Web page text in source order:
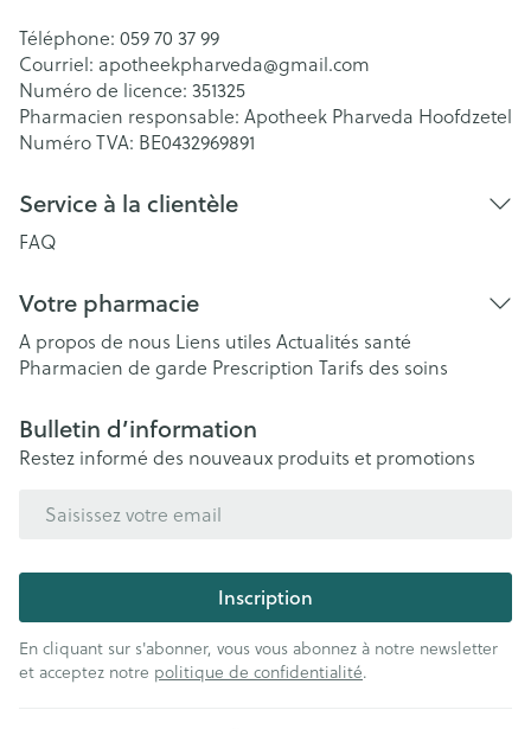
Téléphone: 059 70 37 99
Courriel: apotheekpharveda@gmail.com
Numéro de licence: 351325
Pharmacien responsable: Apotheek Pharveda Hoofdzetel
Numéro TVA: BE0432969891
Service à la clientèle
FAQ
Votre pharmacie
A propos de nous Liens utiles Actualités santé
Pharmacien de garde Prescription Tarifs des soins
Bulletin d’information
Restez informé des nouveaux produits et promotions
Inscription
En cliquant sur s'abonner, vous vous abonnez à notre newsletter
et acceptez notre politique de confidentialité.